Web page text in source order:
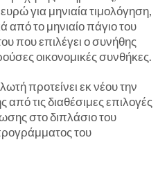
για μηνιαία τιμολόγηση,
από το μηνιαίο πάγιο του
που επιλέγει ο συνήθης
οικονομικές συνθήκες.
προτείνει εκ νέου την
από τις διαθέσιμες επιλογές
στο διπλάσιο του
του